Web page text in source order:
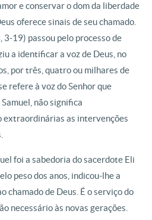
e conservar o dom da liberdade
oferece sinais de seu chamado.
3-19) passou pelo processo de
a identificar a voz de Deus, no
por três, quatro ou milhares de
refere à voz do Senhor que
não significa
extraordinárias as intervenções
foi a sabedoria do sacerdote Eli
peso dos anos, indicou-lhe a
chamado de Deus. É o serviço do
necessário às novas gerações.